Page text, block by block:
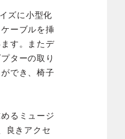
ズに小型化
ーブルを挿
す。またデ
ターの取り
でき、椅子
るミュージ
良きアクセ